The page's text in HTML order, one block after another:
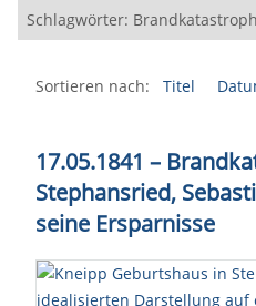
Schlagwörter:
Sortieren nach: Titel
17.05.1841 –
Stephansried,
seine Ersparnisse